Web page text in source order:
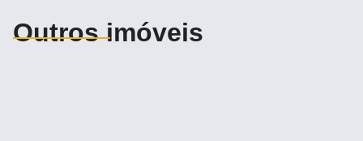
Outros imóveis